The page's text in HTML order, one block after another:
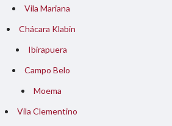
Vila Mariana
Chácara Klabin
Ibirapuera
Campo Belo
Moema
Vila Clementino